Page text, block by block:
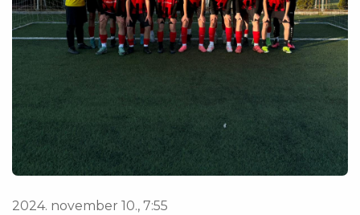
2024. november 10., 7:55